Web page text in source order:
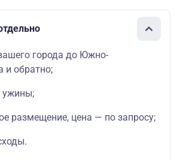
города до Южно-
и обратно;
ужины;
размещение, цена — по запросу;